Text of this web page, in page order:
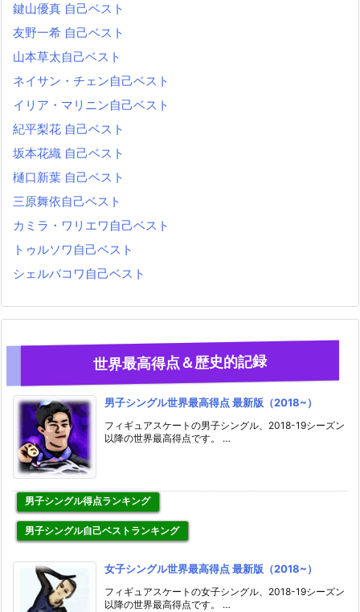
鍵山優真 自己ベスト
友野一希 自己ベスト
山本草太自己ベスト
ネイサン・チェン自己ベスト
イリア・マリニン自己ベスト
紀平梨花 自己ベスト
坂本花織 自己ベスト
樋口新葉 自己ベスト
三原舞依自己ベスト
カミラ・ワリエワ自己ベスト
トゥルソワ自己ベスト
シェルバコワ自己ベスト
世界最高得点＆歴史的記録
男子シングル世界最高得点 最新版（2018~）
フィギュアスケートの男子シングル、2018-19シーズン
以降の世界最高得点です。 …
男子シングル得点ランキング
男子シングル自己ベストランキング
女子シングル世界最高得点 最新版（2018~）
フィギュアスケートの女子シングル、2018-19シーズン
以降の世界最高得点です。 …